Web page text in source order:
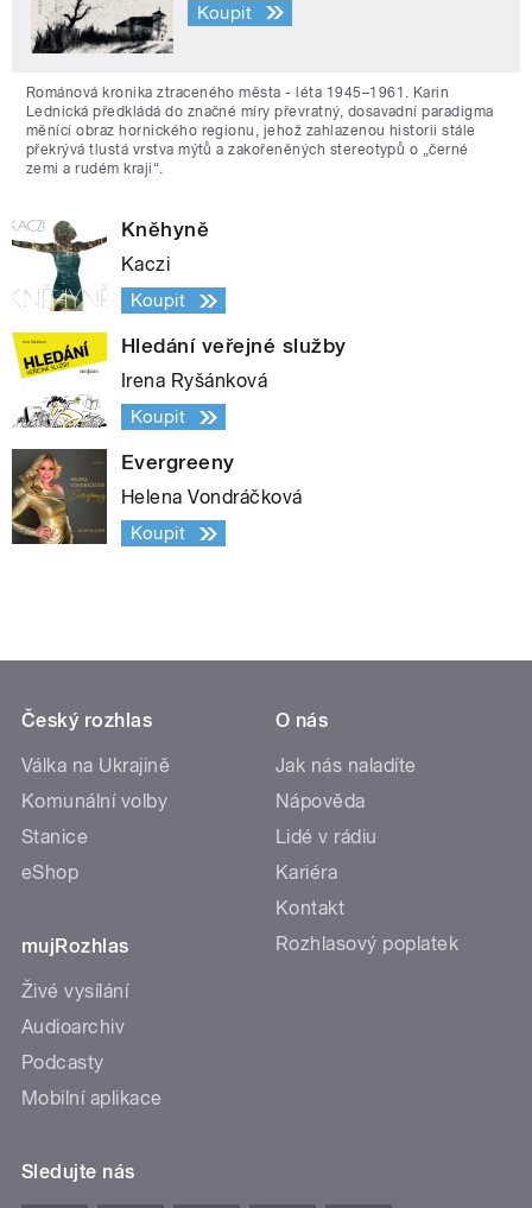
Koupit
Románová kronika ztraceného města - léta 1945–1961. Karin
Lednická předkládá do značné míry převratný, dosavadní paradigma
měnící obraz hornického regionu, jehož zahlazenou historii stále
překrývá tlustá vrstva mýtů a zakořeněných stereotypů o „černé
zemi a rudém kraji“.
Kněhyně
Kaczi
Koupit
Hledání veřejné služby
Irena Ryšánková
Koupit
Evergreeny
Helena Vondráčková
Koupit
Český rozhlas
Válka na Ukrajině
Komunální volby
Stanice
eShop
mujRozhlas
Živé vysílání
Audioarchiv
Podcasty
Mobilní aplikace
O nás
Jak nás naladíte
Nápověda
Lidé v rádiu
Kariéra
Kontakt
Rozhlasový poplatek
Sledujte nás